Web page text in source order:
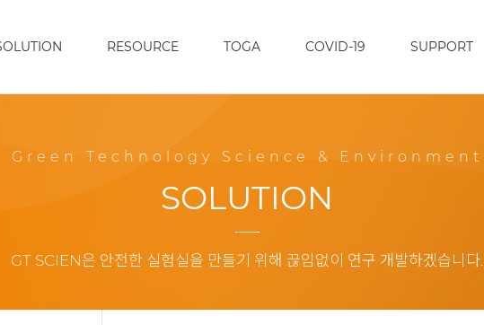
RESOURCE TOGA COVID-19 SUPPORT
Green Technology Science & Environment
SOLUTION
GT SCIEN은 안전한 실험실을 만들기 위해 끊임없이 연구 개발하겠습니다.